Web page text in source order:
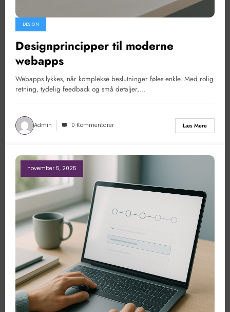
DESIGN
Designprincipper til moderne
webapps
Webapps lykkes, når komplekse beslutninger føles enkle. Med rolig
retning, tydelig feedback og små detaljer,…
Admin 0 Kommentarer Læs Mere
november 5, 2025